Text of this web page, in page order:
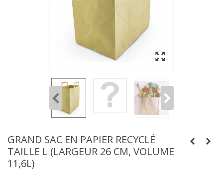
GRAND SAC EN PAPIER RECYCLÉ
TAILLE L (LARGEUR 26 CM, VOLUME
11,6L)